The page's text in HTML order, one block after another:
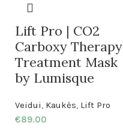
Lift Pro | CO2
Carboxy Therapy
Treatment Mask
by Lumisque
Veidui, Kaukės, Lift Pro
€89.00